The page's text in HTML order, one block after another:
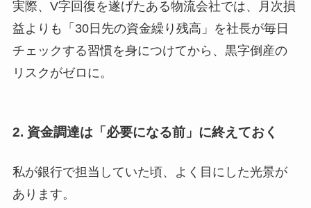
実際、V字回復を遂げたある物流会社では、月次損
益よりも「30日先の資金繰り残高」を社長が毎日
チェックする習慣を身につけてから、黒字倒産の
リスクがゼロに。
2. 資金調達は「必要になる前」に終えておく
私が銀行で担当していた頃、よく目にした光景が
あります。